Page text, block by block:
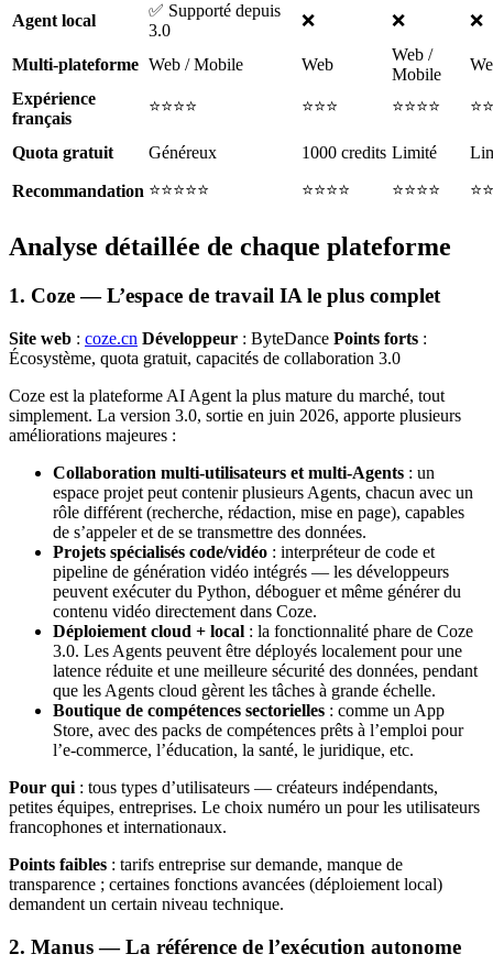
Agent local
✅ Supporté depuis
3.0
❌ ❌ ❌
Multi-plateforme Web / Mobile Web
Web /
Mobile
Expérience
français
⭐⭐⭐⭐ ⭐⭐⭐ ⭐⭐⭐⭐
Quota gratuit Généreux 1000 credits Limité
Recommandation ⭐⭐⭐⭐⭐ ⭐⭐⭐⭐ ⭐⭐⭐⭐
Analyse détaillée de chaque plateforme
1. Coze — L’espace de travail IA le plus complet
Site web : coze.cn Développeur : ByteDance Points forts :
Écosystème, quota gratuit, capacités de collaboration 3.0
Coze est la plateforme AI Agent la plus mature du marché, tout
simplement. La version 3.0, sortie en juin 2026, apporte plusieurs
améliorations majeures :
Collaboration multi-utilisateurs et multi-Agents : un
espace projet peut contenir plusieurs Agents, chacun avec un
rôle différent (recherche, rédaction, mise en page), capables
de s’appeler et de se transmettre des données.
Projets spécialisés code/vidéo : interpréteur de code et
pipeline de génération vidéo intégrés — les développeurs
peuvent exécuter du Python, déboguer et même générer du
contenu vidéo directement dans Coze.
Déploiement cloud + local : la fonctionnalité phare de Coze
3.0. Les Agents peuvent être déployés localement pour une
latence réduite et une meilleure sécurité des données, pendant
que les Agents cloud gèrent les tâches à grande échelle.
Boutique de compétences sectorielles : comme un App
Store, avec des packs de compétences prêts à l’emploi pour
l’e-commerce, l’éducation, la santé, le juridique, etc.
Pour qui : tous types d’utilisateurs — créateurs indépendants,
petites équipes, entreprises. Le choix numéro un pour les utilisateurs
francophones et internationaux.
Points faibles : tarifs entreprise sur demande, manque de
transparence ; certaines fonctions avancées (déploiement local)
demandent un certain niveau technique.
2. Manus — La référence de l’exécution autonome